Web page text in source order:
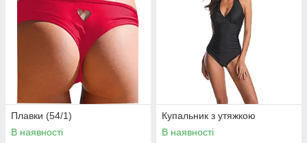
Плавки (54/1)
В наявності
Купальник з утяжкою
В наявності